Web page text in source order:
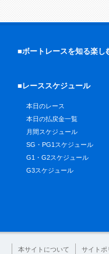
■ボートレースを知る楽し
■レーススケジュール
本日のレース
本日の払戻金一覧
月間スケジュール
SG・PG1スケジュール
G1・G2スケジュール
G3スケジュール
本サイトについて サイトポ